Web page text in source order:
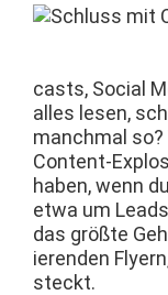
casts, Social
alles lesen,
manch­mal so?
Con­tent-
haben, wenn
etwa um
das größte
ieren­den
steckt.